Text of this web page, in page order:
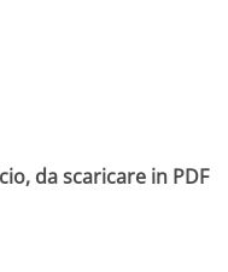
da scaricare in PDF